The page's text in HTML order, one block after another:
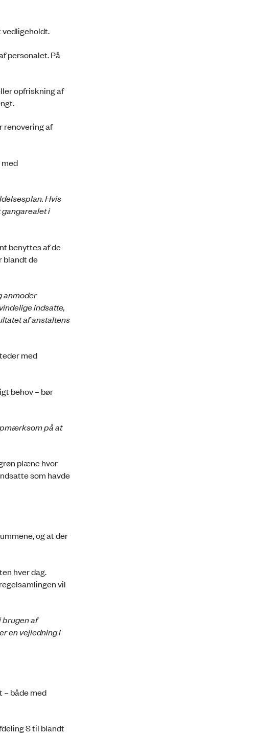
personalet. På
opfriskning af
renovering af
Hvis
i
benyttes af de
blandt de
anmoder
indsatte,
af anstaltens
med
behov – bør
på at
plæne hvor
som havde
og at der
hver dag.
vil
brugen af
en vejledning i
– både med
S til blandt